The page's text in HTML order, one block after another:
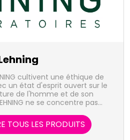
cultivent une éthique de
un état d'esprit ouvert sur le
de l'homme et de son
ne se concentre pas
dans sa globalité.
TOUS LES PRODUITS